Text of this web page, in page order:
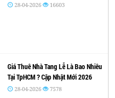
28-04-2026 16603
Giá Thuê Nhà Tang Lễ Là Bao Nhiêu
Tại TpHCM ? Cập Nhật Mới 2026
28-04-2026 7578